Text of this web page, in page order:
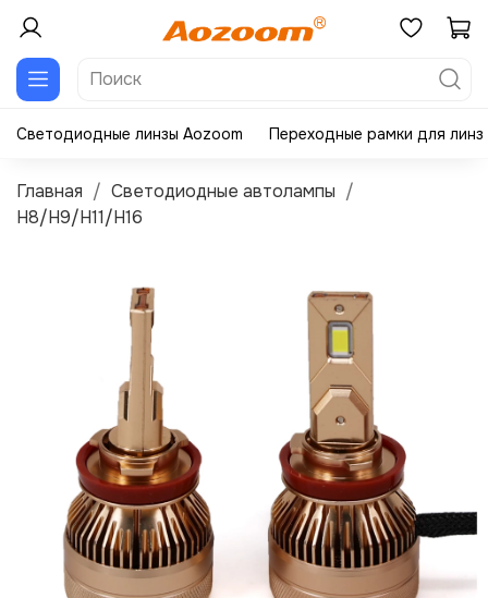
Светодиодные линзы Aozoom Переходные рамки для линз
Главная
Светодиодные автолампы
H8/H9/H11/H16